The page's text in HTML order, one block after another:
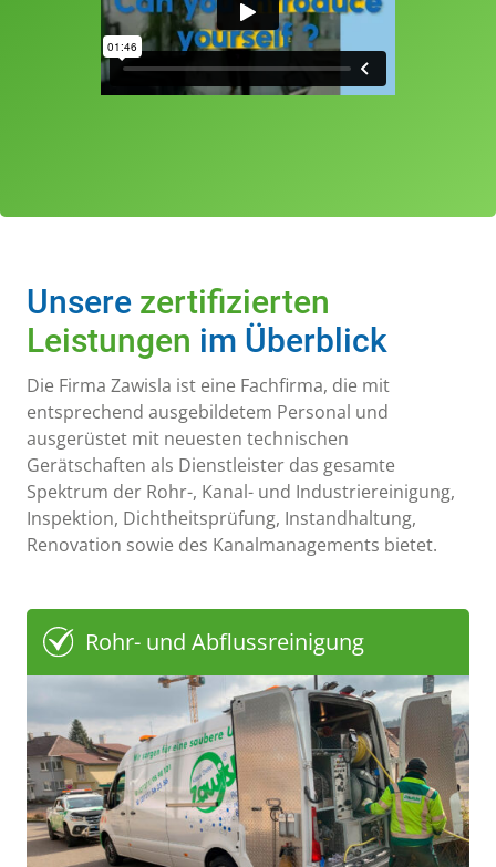
Unsere zertifizierten
Leistungen im Überblick
Die Firma Zawisla ist eine Fachfirma, die mit
entsprechend ausgebildetem Personal und
ausgerüstet mit neuesten technischen
Gerätschaften als Dienstleister das gesamte
Spektrum der Rohr-, Kanal- und Industriereinigung,
Inspektion, Dichtheitsprüfung, Instandhaltung,
Renovation sowie des Kanalmanagements bietet.
Rohr- und Abflussreinigung